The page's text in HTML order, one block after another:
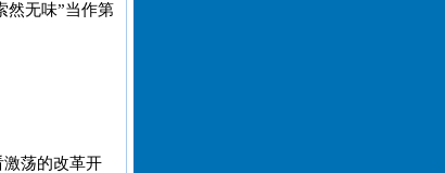
然无味”当作第
荡的改革开